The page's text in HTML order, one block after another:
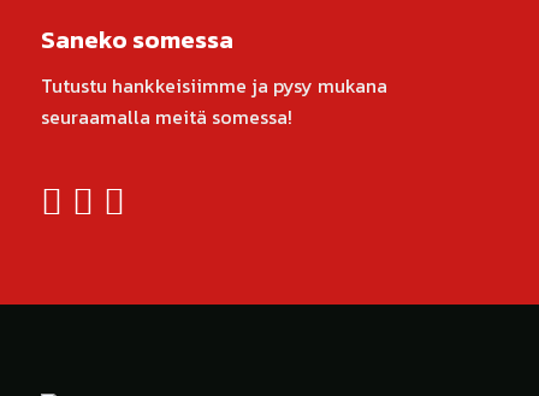
Saneko somessa
Tutustu hankkeisiimme ja pysy mukana
seuraamalla meitä somessa!